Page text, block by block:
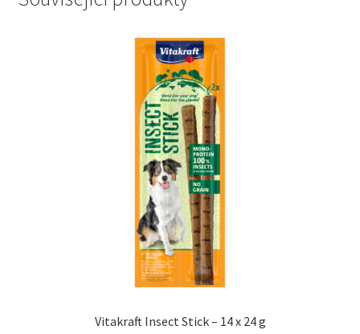
Vitakraft Insect Stick – 14 x 24 g